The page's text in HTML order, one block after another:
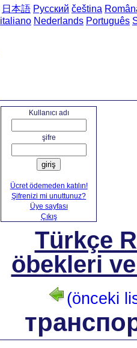
日本語 Русский čeština
italiano Nederlands Português
Kullanıcı adı
şifre
giriş
Ücret ödemeden katılın!
Şifrenizi mi unuttunuz?
Üye sayfası
Çıkış
Türkçe
öbekleri
(önceki